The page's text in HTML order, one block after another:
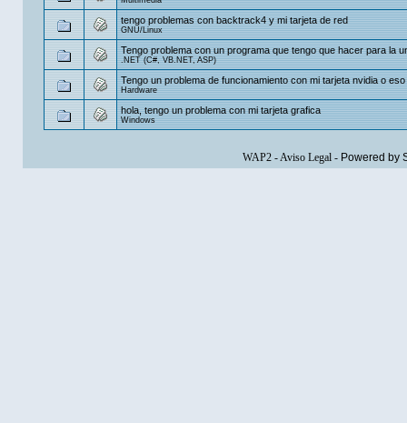
tengo problemas con backtrack4 y mi tarjeta de red
GNU/Linux
Tengo problema con un programa que tengo que hacer para la
.NET (C#, VB.NET, ASP)
Tengo un problema de funcionamiento con mi tarjeta nvidia o
Hardware
hola, tengo un problema con mi tarjeta grafica
Windows
WAP2-Aviso Legal- Powered by